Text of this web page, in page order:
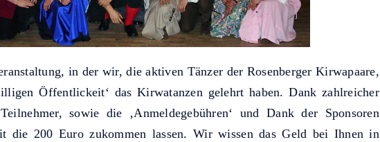
in der wir, die aktiven Tänzer der Rosenberger Kirwapaare,
Öffentlickeit‘ das Kirwatanzen gelehrt haben. Dank zahlreicher
sowie die ‚Anmeldegebühren‘ und Dank der Sponsoren
die 200 Euro zukommen lassen. Wir wissen das Geld bei Ihnen in